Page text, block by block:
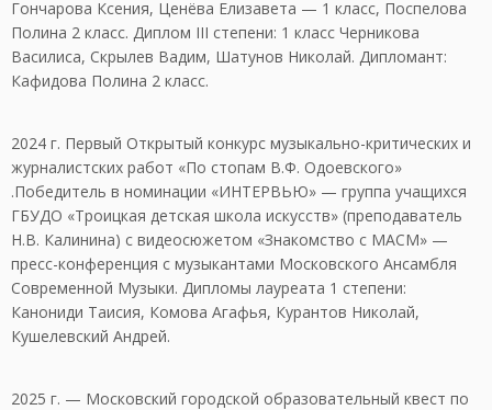
Гончарова Ксения, Ценёва Елизавета — 1 класс, Поспелова
Полина 2 класс. Диплом III степени: 1 класс Черникова
Василиса, Скрылев Вадим, Шатунов Николай. Дипломант:
Кафидова Полина 2 класс.
2024 г. Первый Открытый конкурс музыкально-критических и
журналистских работ «По стопам В.Ф. Одоевского»
.Победитель в номинации «ИНТЕРВЬЮ» — группа учащихся
ГБУДО «Троицкая детская школа искусств» (преподаватель
Н.В. Калинина) с видеосюжетом «Знакомство с МАСМ» —
пресс-конференция с музыкантами Московского Ансамбля
Современной Музыки. Дипломы лауреата 1 степени:
Канониди Таисия, Комова Агафья, Курантов Николай,
Кушелевский Андрей.
2025 г. — Московский городской образовательный квест по